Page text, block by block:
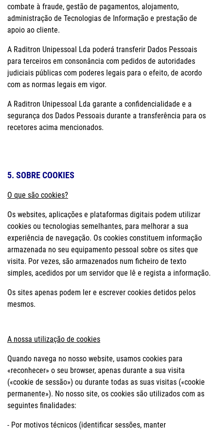
combate à fraude, gestão de pagamentos, alojamento,
administração de Tecnologias de Informação e prestação de
apoio ao cliente.
A Raditron Unipessoal Lda poderá transferir Dados Pessoais
para terceiros em consonância com pedidos de autoridades
judiciais públicas com poderes legais para o efeito, de acordo
com as normas legais em vigor.
A Raditron Unipessoal Lda garante a confidencialidade e a
segurança dos Dados Pessoais durante a transferência para os
recetores acima mencionados.
5. SOBRE COOKIES
O que são cookies?
Os websites, aplicações e plataformas digitais podem utilizar
cookies ou tecnologias semelhantes, para melhorar a sua
experiência de navegação. Os cookies constituem informação
armazenada no seu equipamento pessoal sobre os sites que
visita. Por vezes, são armazenados num ficheiro de texto
simples, acedidos por um servidor que lê e regista a informação.
Os sites apenas podem ler e escrever cookies detidos pelos
mesmos.
A nossa utilização de cookies
Quando navega no nosso website, usamos cookies para
«reconhecer» o seu browser, apenas durante a sua visita
(«cookie de sessão») ou durante todas as suas visitas («cookie
permanente»). No nosso site, os cookies são utilizados com as
seguintes finalidades:
- Por motivos técnicos (identificar sessões, manter